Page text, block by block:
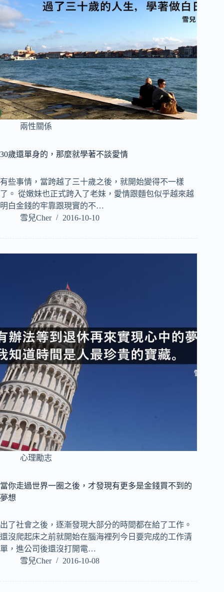
兩性關係
30歲還單身的，那麼就學著不談愛情
有些事情，當跨越了三十歲之後，就開始變得不一樣
了。 從嫩妹也正式跨入了老妹，愛情跟麵包似乎越來越
明白金錢的牢靠跟現實的不…
雪兒Cher
2016-10-10
心理勵志
當你走過世界一圈之後，才發現有更多是金錢買不到的
夢想
出了社會之後，逐漸發現大部分的時間都在給了工作。
還沒爬起床之前就開始在腦海裡列今日要完成的工作清
單，進公司後還沒打開電…
雪兒Cher
2016-10-08